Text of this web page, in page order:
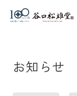
お知らせ